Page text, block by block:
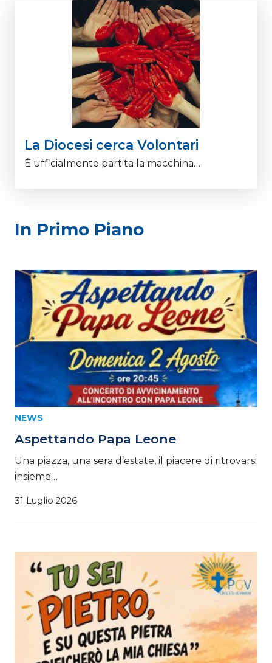
La Diocesi cerca Volontari
È ufficialmente partita la macchina…
In Primo Piano
NEWS
Aspettando Papa Leone
Una piazza, una sera d’estate, il piacere di ritrovarsi
insieme…
31 Luglio 2026